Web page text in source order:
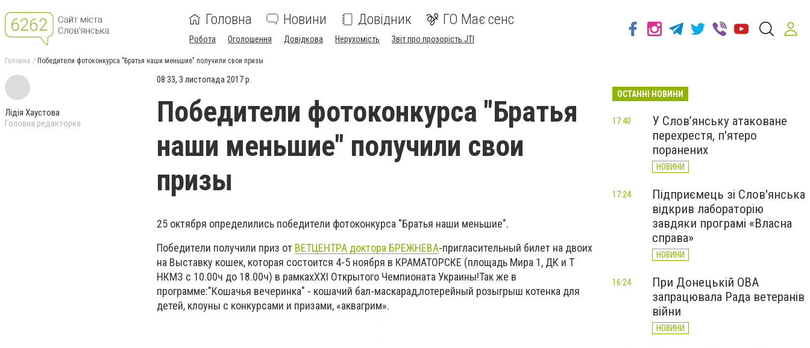
Головна Новини Довідник ГО Має сенс
Робота Оголошення Довідкова Нерухомість Звіт про прозорість JTI
Головна Победители фотоконкурса "Братья наши меньшие" получили свои призы
Лідія Хаустова
Головна редакторка
08:33, 3 листопада 2017 р.
Победители фотоконкурса "Братья
наши меньшие" получили свои
призы
25 октября определились победители фотоконкурса "Братья наши меньшие".
Победители получили приз от ВЕТЦЕНТРА доктора БРЕЖНЕВА-пригласительный билет на двоих
на Выставку кошек, которая состоится 4-5 ноября в КРАМАТОРСКЕ (площадь Мира 1, ДК и Т
НКМЗ с 10.00ч до 18.00ч) в рамкахХXI Открытого Чемпионата Украины!Так же в
программе:"Кошачья вечеринка" - кошачий бал-маскарад,лотерейный розыгрыш котенка для
детей, клоуны с конкурсами и призами, «аквагрим».
ОСТАННІ НОВИНИ
У Слов’янську атаковане
перехрестя, п'ятеро
поранених
НОВИНИ
17:40
Підприємець зі Слов'янська
відкрив лабораторію
завдяки програмі «Власна
справа»
НОВИНИ
17:24
При Донецькій ОВА
запрацювала Рада ветеранів
війни
НОВИНИ
16:24